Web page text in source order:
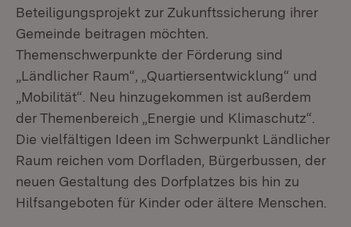
Beteiligungsprojekt zur Zukunftssicherung ihrer
Gemeinde beitragen möchten.
Themenschwerpunkte der Förderung sind
„Ländlicher Raum“, „Quartiersentwicklung“ und
„Mobilität“. Neu hinzugekommen ist außerdem
der Themenbereich „Energie und Klimaschutz“.
Die vielfältigen Ideen im Schwerpunkt Ländlicher
Raum reichen vom Dorfladen, Bürgerbussen, der
neuen Gestaltung des Dorfplatzes bis hin zu
Hilfsangeboten für Kinder oder ältere Menschen.